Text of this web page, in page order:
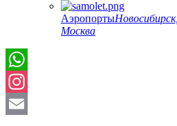
АэропортыНовосибирск,
Москва
Instagram